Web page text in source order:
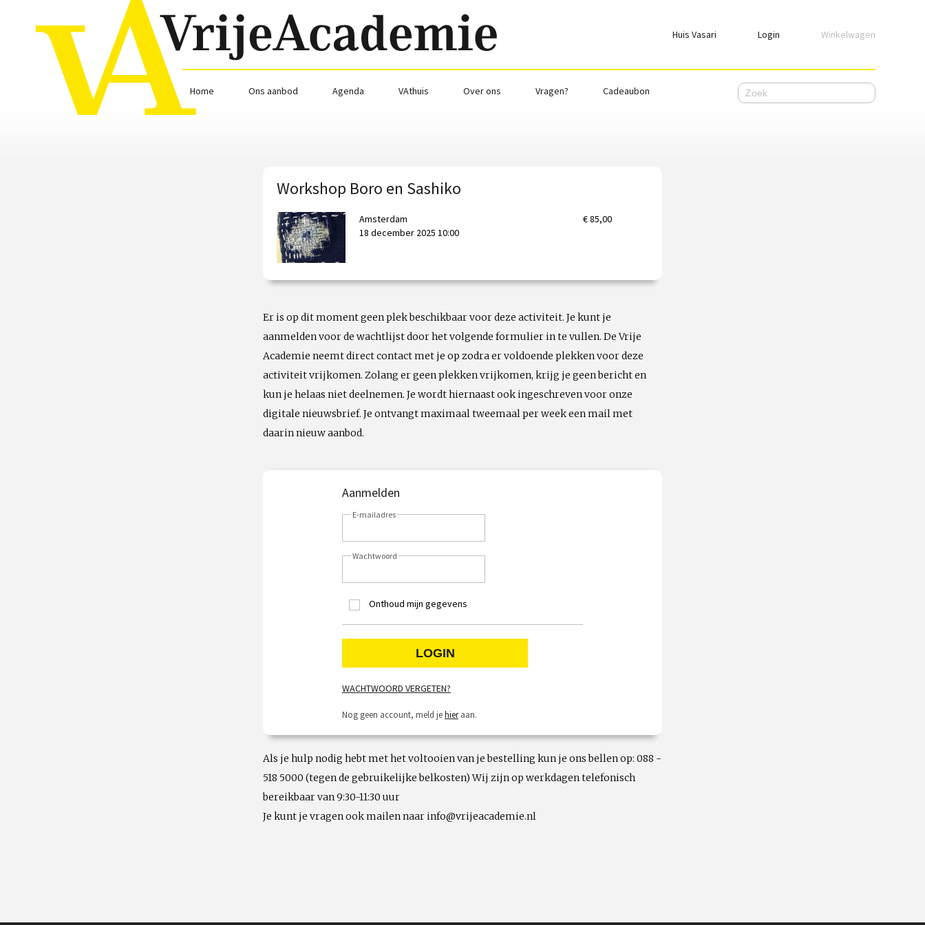
Huis Vasari Login
Login
Emailadres
Winkelwagen
Home Ons aanbod Agenda VAthuis Over ons Vragen? Cadeaubon
Workshop Boro en Sashiko
Amsterdam
18 december 2025 10:00
€ 85,00
Er is op dit moment geen plek beschikbaar voor deze activiteit. Je kunt je
aanmelden voor de wachtlijst door het volgende formulier in te vullen. De Vrije
Academie neemt direct contact met je op zodra er voldoende plekken voor deze
activiteit vrijkomen. Zolang er geen plekken vrijkomen, krijg je geen bericht en
kun je helaas niet deelnemen. Je wordt hiernaast ook ingeschreven voor onze
digitale nieuwsbrief. Je ontvangt maximaal tweemaal per week een mail met
daarin nieuw aanbod.
Aanmelden
E-mailadres
Wachtwoord
Onthoud mijn gegevens
WACHTWOORD VERGETEN?
Nog geen account, meld jehieraan.
Als je hulp nodig hebt met het voltooien van je bestelling kun je ons bellen op: 088 -
518 5000 (tegen de gebruikelijke belkosten) Wij zijn op werkdagen telefonisch
bereikbaar van 9:30-11:30 uur
Je kunt je vragen ook mailen naar info@vrijeacademie.nl